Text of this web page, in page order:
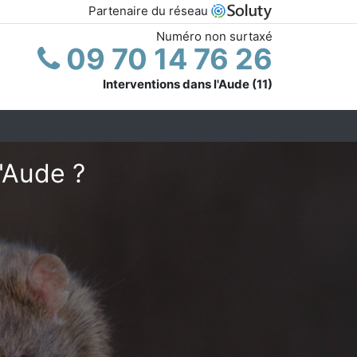
Partenaire du réseau
Numéro non surtaxé
09 70 14 76 26
Interventions dans l'Aude (11)
?